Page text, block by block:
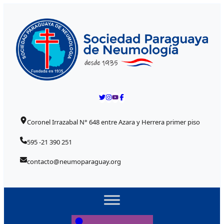
Coronel Irrazabal N° 648 entre Azara y Herrera primer piso
595 -21 390 251
contacto@neumoparaguay.org